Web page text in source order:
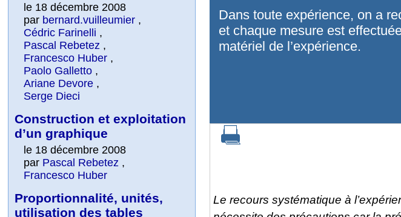
Dans toute expérience, on a
et chaque mesure est
matériel de l’expérience.
Le recours systématique à
le 18 décembre 2008
par bernard.vuilleumier ,
Cédric Farinelli ,
Pascal Rebetez ,
Francesco Huber ,
Paolo Galletto ,
Ariane Devore ,
Serge Dieci
Construction et exploitation
d’un graphique
le 18 décembre 2008
par Pascal Rebetez ,
Francesco Huber
Proportionnalité, unités,
utilisation des tables